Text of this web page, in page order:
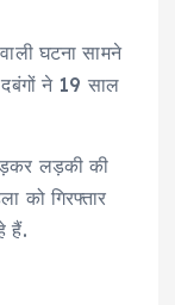
घटना सामने
ने 19 साल
लड़की की
को गिरफ्तार
हैं.